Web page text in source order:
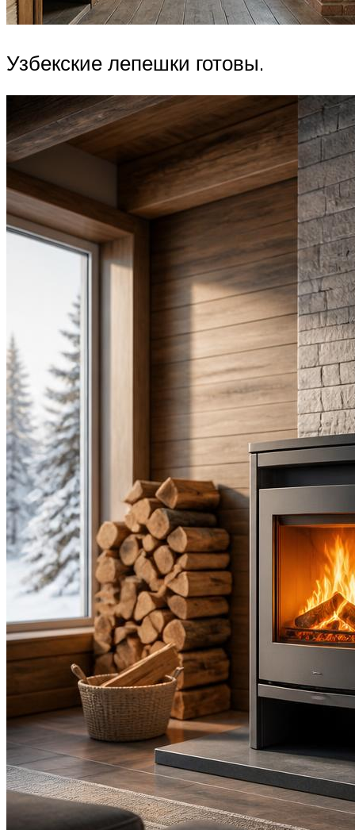
Узбекские лепешки готовы.